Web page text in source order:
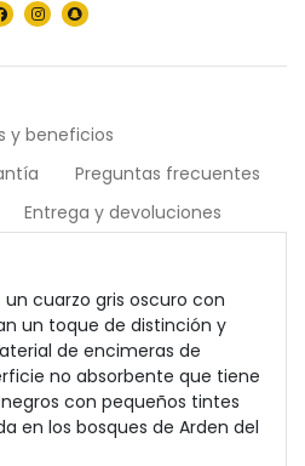
y beneficios
Preguntas frecuentes
Entrega y devoluciones
un cuarzo gris oscuro con
un toque de distinción y
de encimeras de
no absorbente que tiene
con pequeños tintes
en los bosques de Arden del